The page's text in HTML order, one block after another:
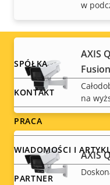
w
AXIS
na
AXIS
Footer
menu
SPÓŁKA
KONTAKT
PRACA
WIADOMOŚCI I
PARTNER